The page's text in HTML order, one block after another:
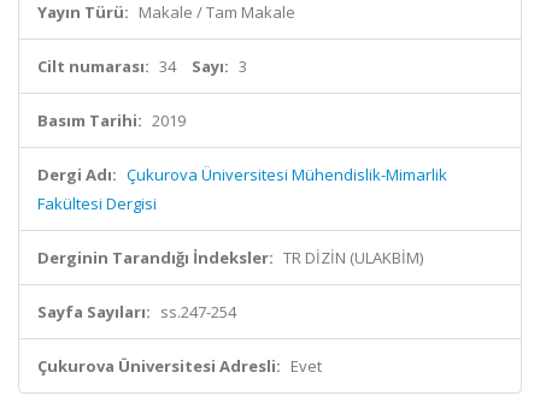
Yayın Türü: Makale / Tam Makale
Cilt numarası: 34 Sayı: 3
Basım Tarihi: 2019
Dergi Adı: Çukurova Üniversitesi Mühendislik-Mimarlik
Fakültesi Dergisi
Derginin Tarandığı İndeksler: TR DİZİN (ULAKBİM)
Sayfa Sayıları: ss.247-254
Çukurova Üniversitesi Adresli: Evet